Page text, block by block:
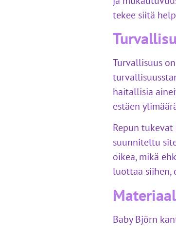
tekee siitä
Turvallisuus
haitallisia
estäen
Repun
suunniteltu
oikea, mikä
luottaa siihen,
Baby Björn